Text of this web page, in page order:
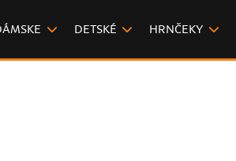
DETSKÉ HRNČEKY